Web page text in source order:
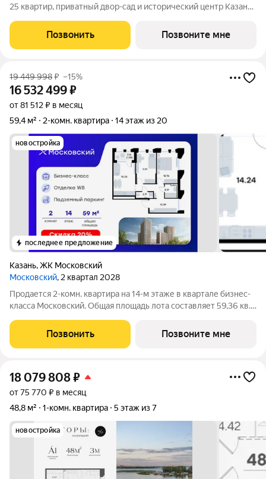
25 квартир, приватный двор-сад и исторический центр Казани
кто выбирает редкость, архитектуру и качество каждой
детали. Продаётся
Позвонить Позвоните мне
19 449 998₽ –15%
16 532 499₽
от 81 512 ₽ в месяц
59,4 м²
2-комн. квартира 14 этаж из 20
новостройка
последнее предложение
Казань,ЖК Московский
Московский, 2 квартал 2028
Продается 2-комн. квартира на 14-м этаже в квартале бизнес-
класса Московский. Общая площадь лота составляет 59,36 кв.
кухонную зону. Номер квартиры - 170 Московский это
идеальное
Позвонить Позвоните мне
18 079 808₽
от 75 770 ₽ в месяц
48,8 м²
1-комн. квартира 5 этаж из 7
новостройка